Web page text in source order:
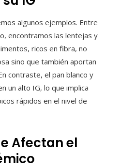
algunos ejemplos. Entre
encontramos las lentejas y
ricos en fibra, no
sino que también aportan
contraste, el pan blanco y
un alto IG, lo que implica
rápidos en el nivel de
Afectan el